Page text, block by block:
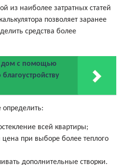
из наиболее затратных статей
позволяет заранее
средства более
дом с помощью
всей квартиры;
цена при выборе более теплого
дополнительные створки.